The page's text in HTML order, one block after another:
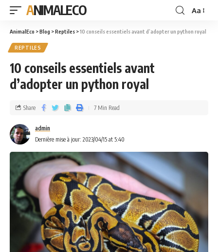
ANIMALECO Aa
AnimalEco >Blog >Reptiles >10 conseils essentiels avant d’adopter un python royal
REPTILES
10 conseils essentiels avant
d’adopter un python royal
admin
Dernière mise à jour: 2023/04/15 at 5:40
Share 7 Min Read